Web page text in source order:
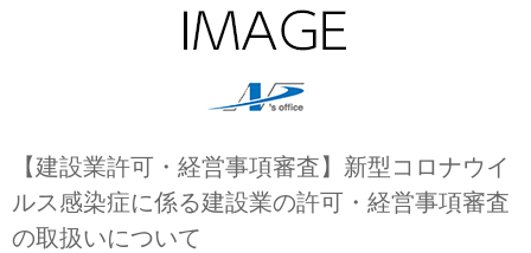
【建設業許可・経営事項審査】新型コロナウイ
ルス感染症に係る建設業の許可・経営事項審査
の取扱いについて